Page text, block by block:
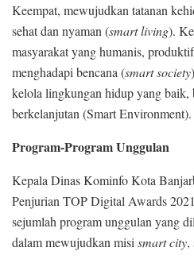
Keempat, mewujudkan tatanan
sehat dan nyaman (smart living).
masyarakat yang humanis,
menghadapi bencana (smart society
kelola lingkungan hidup yang baik,
berkelanjutan (Smart Environment).
Program-Program Unggulan
Kepala Dinas Kominfo Kota
Penjurian TOP Digital Awards
sejumlah program unggulan yang
dalam mewujudkan misi smart city,